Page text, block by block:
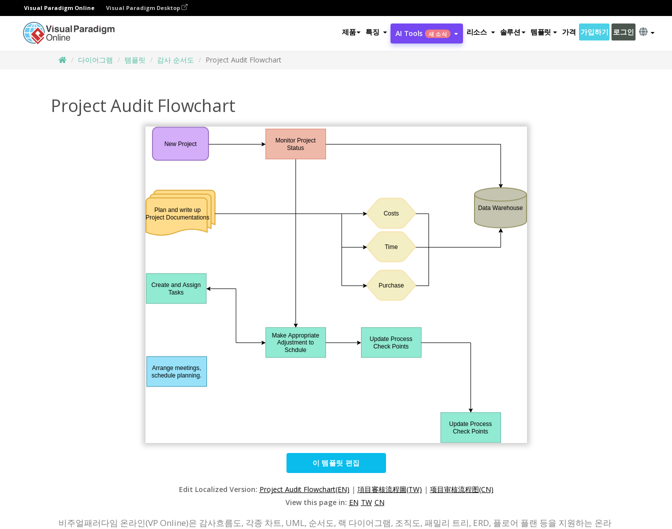
Visual Paradigm Online Visual Paradigm Desktop
제품 특징 AI Tools 새 소식 리소스 솔루션 템플릿 가격 가입하기 로그인
다이어그램 템플릿 감사 순서도 Project Audit Flowchart
Project Audit Flowchart
이 템플릿 편집
Edit Localized Version: Project Audit Flowchart(EN) | 項目審核流程圖(TW) | 项目审核流程图(CN)
View this page in: EN TW CN
비주얼패러다임 온라인(VP Online)은 감사흐름도, 각종 차트, UML, 순서도, 랙 다이어그램, 조직도, 패밀리 트리, ERD, 플로어 플랜 등을 지원하는 온라